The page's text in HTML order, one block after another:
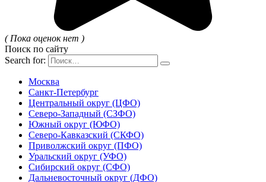
( Пока оценок нет )
Поиск по сайту
Search for:
Москва
Санкт-Петербург
Центральный округ (ЦФО)
Северо-Западный (СЗФО)
Южный округ (ЮФО)
Северо-Кавказский (СКФО)
Приволжский округ (ПФО)
Уральский округ (УФО)
Сибирский округ (СФО)
Дальневосточный округ (ДФО)